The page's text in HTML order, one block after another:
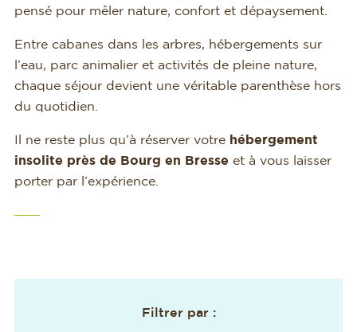
pensé pour mêler nature, confort et dépaysement.
Entre cabanes dans les arbres, hébergements sur
l’eau, parc animalier et activités de pleine nature,
chaque séjour devient une véritable parenthèse hors
du quotidien.
Il ne reste plus qu’à réserver votre hébergement
insolite près de Bourg en Bresse et à vous laisser
porter par l’expérience.
Filtrer par :